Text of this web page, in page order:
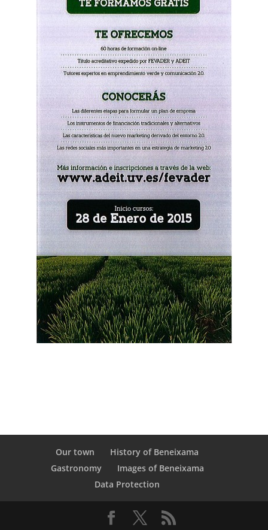
Our town
History of Beneixama
Gastronomy
Images of Beneixama
Data Protection